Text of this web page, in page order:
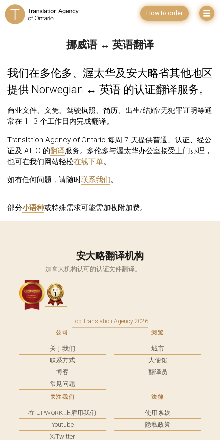
How to order
挪威语 ↔ 英语翻译
我们在多伦多、渥太华及安大略省其他地区
提供 Norwegian ↔ 英语 的认证翻译服务。
商业文件、文凭、驾驶执照、简历、出生/结婚/无犯罪证明等通
常在 1–3 个工作日内完成翻译。
Translation Agency of Ontario 每周 7 天提供普通、认证、经公
证及 ATIO 的翻译服务。多伦多与渥太华办公室接受上门办理，
也可在我们网站轻松在线下单。
如有任何问题，请随时联系我们。
部分小语种或特殊需求可能需加收附加费。
安大略翻译机构
加拿大机构认可的认证文件翻译。
Top Translation Agency 2026
公司
关于我们
联系方式
博客
常见问题
浏览
城市
大使馆
翻译员
关注我们
在 UPWORK 上雇用我们
Youtube
X/Twitter
法律
使用条款
隐私政策